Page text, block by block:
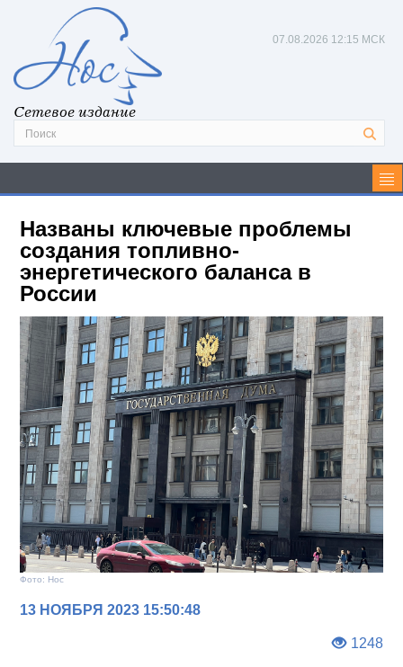
Сетевое издание
07.08.2026 12:15 МСК
Названы ключевые проблемы
создания топливно-
энергетического баланса в
России
Фото: Нос
13 НОЯБРЯ 2023 15:50:48
1248